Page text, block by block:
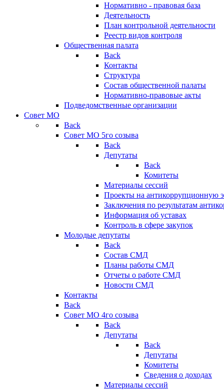
Нормативно - правовая база
Деятельность
План контрольной деятельности
Реестр видов контроля
Общественная палата
Back
Контакты
Структура
Состав общественной палаты
Нормативно-правовые акты
Подведомственные организации
Совет МО
Back
Совет МО 5го созыва
Back
Депутаты
Back
Комитеты
Материалы сессий
Проекты на антикоррупционную
Заключения по результатам
Информация об уставах
Контроль в сфере закупок
Молодые депутаты
Back
Состав СМД
Планы работы СМД
Отчеты о работе СМД
Новости СМД
Контакты
Back
Совет МО 4го созыва
Back
Депутаты
Back
Депутаты
Комитеты
Сведения о доходах
Материалы сессий